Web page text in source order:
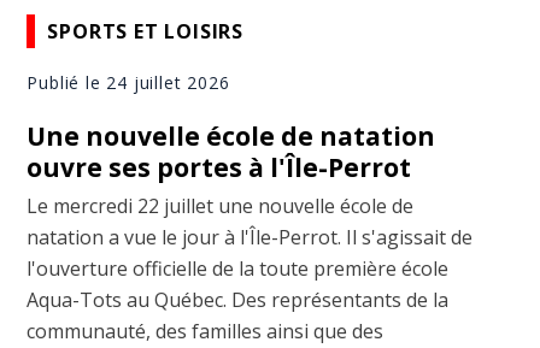
SPORTS ET LOISIRS
Publié le 24 juillet 2026
Une nouvelle école de natation
ouvre ses portes à l'Île-Perrot
Le mercredi 22 juillet une nouvelle école de
natation a vue le jour à l'Île-Perrot. Il s'agissait de
l'ouverture officielle de la toute première école
Aqua-Tots au Québec. Des représentants de la
communauté, des familles ainsi que des